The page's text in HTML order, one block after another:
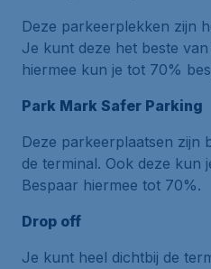
Deze parkeerplekken zijn
Je kunt deze het beste
hiermee kun je tot 70%
Park Mark Safer Parking
Deze parkeerplaatsen zijn
de terminal. Ook deze kun
Bespaar hiermee tot 70%.
Drop off
Je kunt heel dichtbij de